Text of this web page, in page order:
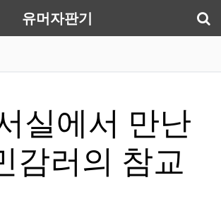
유머자판기
실에서 만난
감러의 참교